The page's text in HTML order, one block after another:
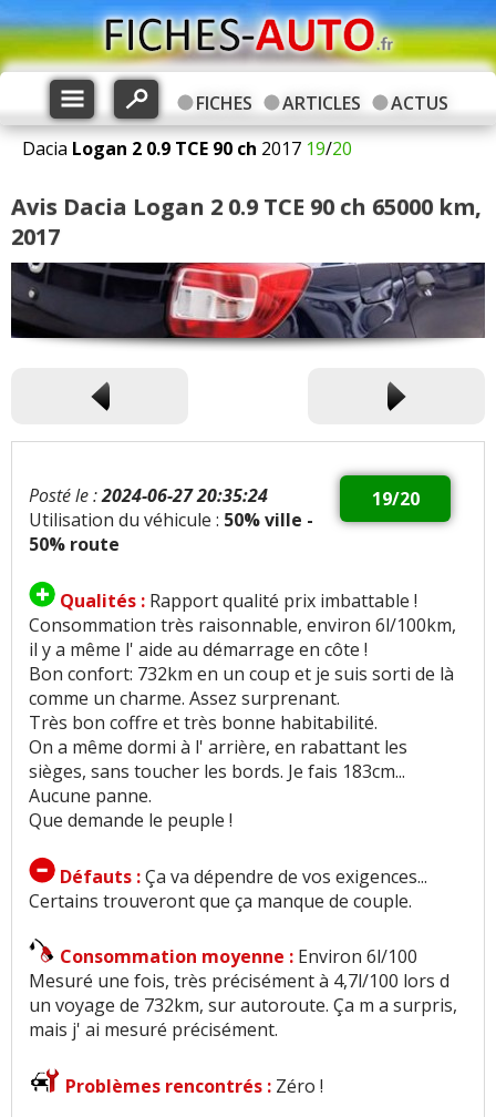
FICHES ARTICLES
ACTUS
Dacia Logan 2 0.9 TCE 90 ch 2017 19/20
Avis Dacia Logan 2 0.9 TCE 90 ch 65000 km,
2017
19/20
Posté le :2024-06-27 20:35:24
Utilisation du véhicule : 50% ville -
50% route
Qualités : Rapport qualité prix imbattable !
Consommation très raisonnable, environ 6l/100km,
il y a même l' aide au démarrage en côte !
Bon confort: 732km en un coup et je suis sorti de là
comme un charme. Assez surprenant.
Très bon coffre et très bonne habitabilité.
On a même dormi à l' arrière, en rabattant les
sièges, sans toucher les bords. Je fais 183cm...
Aucune panne.
Que demande le peuple !
Défauts :Ça va dépendre de vos exigences...
Certains trouveront que ça manque de couple.
Consommation moyenne : Environ 6l/100
Mesuré une fois, très précisément à 4,7l/100 lors d
un voyage de 732km, sur autoroute. Ça m a surpris,
mais j' ai mesuré précisément.
Problèmes rencontrés : Zéro !